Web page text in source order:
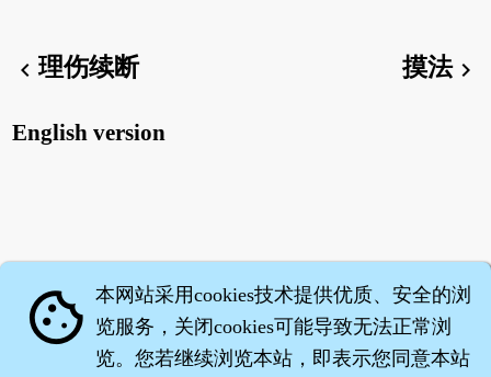
chevron_left理伤续断 摸法chevron_right
English version
cookie 本网站采用cookies技术提供优质、安全的浏
览服务，关闭cookies可能导致无法正常浏
览。您若继续浏览本站，即表示您同意本站